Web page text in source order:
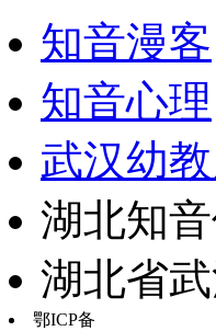
知音漫客
知音心理
武汉幼
湖北知
湖北省
鄂ICP备